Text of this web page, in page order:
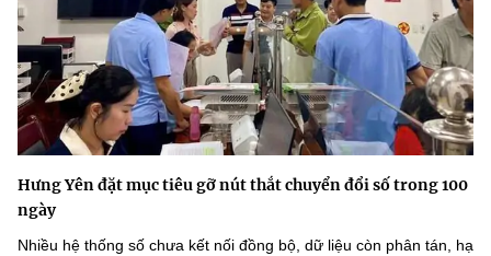
Hưng Yên đặt mục tiêu gỡ nút thắt chuyển đổi số trong 100
ngày
Nhiều hệ thống số chưa kết nối đồng bộ, dữ liệu còn phân tán, hạ